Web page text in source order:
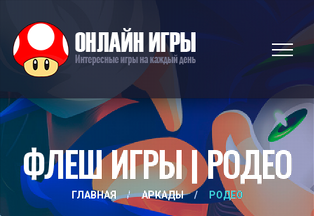
ФЛЕШ ИГРЫ | РОДЕО
ГЛАВНАЯ / АРКАДЫ / РОДЕО